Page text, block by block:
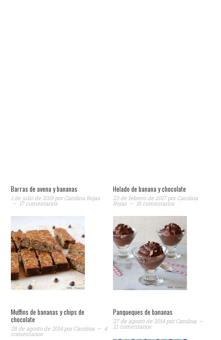
Barras de avena y bananas
1 de julio de 2019porCarolina Rojas
17 comentarios
Helado de banana y chocolate
23 de febrero de 2017porCarolina
Rojas 15 comentarios
Muffins de bananas y chips de
chocolate
28 de agosto de 2014porCarolina 4
comentarios
Panqueques de bananas
27 de agosto de 2014porCarolina
21 comentarios